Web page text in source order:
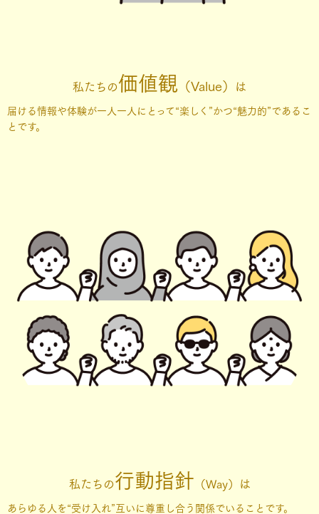
私たちの価値観 （Value） は
届ける情報や体験が一人一人にとって“楽しく”かつ“魅力的”であるこ
とです。
私たちの行動指針 （Way）は
あらゆる人を“受け入れ”互いに尊重し合う関係でいることです。